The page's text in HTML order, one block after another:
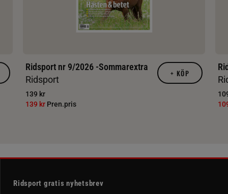
Ridsport nr 9/2026 -Sommarextra
Ridsport
139 kr
139 kr Pren.pris
+ KÖP
Ridsport gratis nyhetsbrev